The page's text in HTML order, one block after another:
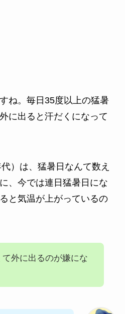
ね。毎日35度以上の猛暑
に出ると汗だくになって
）は、猛暑日なんて数え
、今では連日猛暑日にな
と気温が上がっているの
外に出るのが嫌にな